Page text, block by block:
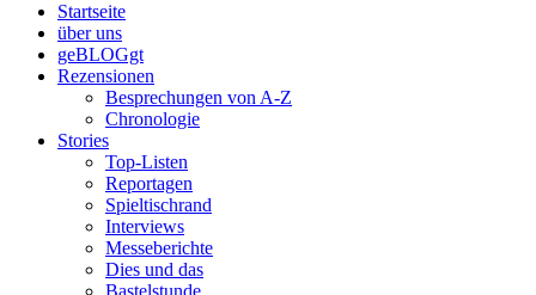
Startseite
über uns
geBLOGgt
Rezensionen
Besprechungen von A-Z
Chronologie
Stories
Top-Listen
Reportagen
Spieltischrand
Interviews
Messeberichte
Dies und das
Bastelstunde